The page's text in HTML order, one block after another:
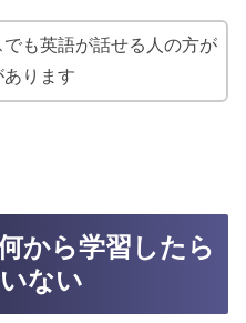
も英語が話せる人の方が
ります
から学習したら
ない